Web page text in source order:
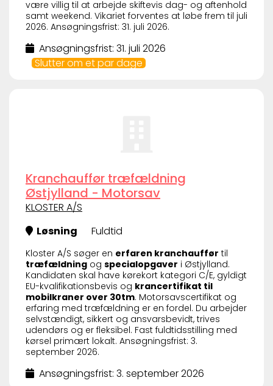
være villig til at arbejde skiftevis dag- og aftenhold
samt weekend. Vikariet forventes at løbe frem til juli
2026. Ansøgningsfrist: 31. juli 2026.
Ansøgningsfrist: 31. juli 2026
Slutter om et par dage
Kranchauffør træfældning
Østjylland - Motorsav
KLOSTER A/S
Løsning
Fuldtid
Kloster A/S søger en erfaren kranchauffør til
træfældning og specialopgaver i Østjylland.
Kandidaten skal have kørekort kategori C/E, gyldigt
EU-kvalifikationsbevis og krancertifikat til
mobilkraner over 30tm. Motorsavscertifikat og
erfaring med træfældning er en fordel. Du arbejder
selvstændigt, sikkert og ansvarsbevidt, trives
udendørs og er fleksibel. Fast fuldtidsstilling med
kørsel primært lokalt. Ansøgningsfrist: 3.
september 2026.
Ansøgningsfrist: 3. september 2026